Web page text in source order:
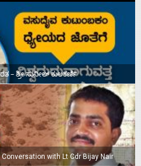
– ಶ್ರೀ ಸುನೀಲ್‌ ಕುಲಕರ್ಣಿ
with Lt Cdr Bijay Nair